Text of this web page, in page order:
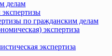
делам
по гражданским делам
экспертиза
экспертиза